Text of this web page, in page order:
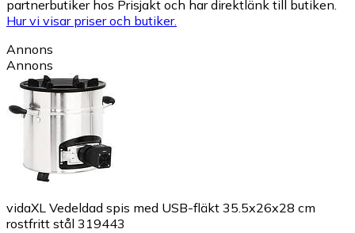
partnerbutiker hos Prisjakt och har direktlänk till butiken.
Hur vi visar priser och butiker.
Annons
Annons
vidaXL Vedeldad spis med USB-fläkt 35.5x26x28 cm
rostfritt stål 319443